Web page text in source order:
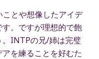
とや想像したアイデ
。ですが理想的で飽
。INTPの兄/姉は完璧
を練ることを好むた